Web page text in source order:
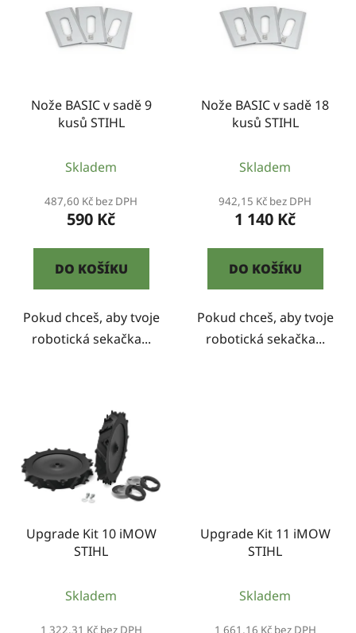
Nože BASIC v sadě 9
kusů STIHL
Skladem
487,60 Kč bez DPH
590 Kč
DO KOŠÍKU
Pokud chceš, aby tvoje
robotická sekačka...
Nože BASIC v sadě 18
kusů STIHL
Skladem
942,15 Kč bez DPH
1 140 Kč
DO KOŠÍKU
Pokud chceš, aby tvoje
robotická sekačka...
Upgrade Kit 10 iMOW
STIHL
Skladem
Upgrade Kit 11 iMOW
STIHL
Skladem